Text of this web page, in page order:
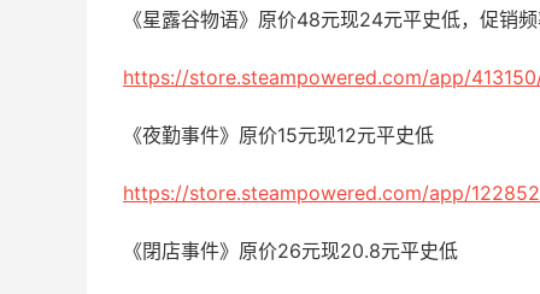
《星露谷物语》原价48元现24元平史低，促销
https://store.steampowered.com/app/
《夜勤事件》原价15元现12元平史低
https://store.steampowered.com/app/
《閉店事件》原价26元现20.8元平史低